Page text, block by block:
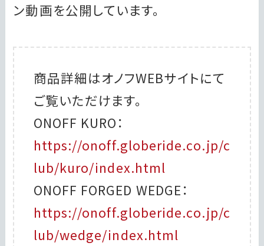
ン動画を公開しています。
商品詳細はオノフWEBサイトにて
ご覧いただけます。
ONOFF KURO：
https://onoff.globeride.co.jp/c
lub/kuro/index.html
ONOFF FORGED WEDGE：
https://onoff.globeride.co.jp/c
lub/wedge/index.html